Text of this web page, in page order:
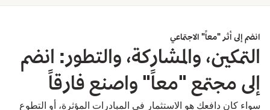
انضم إلى أثر "معاً" الاجتماعي
التمكين، والمشاركة، والتطور: انضم
إلى مجتمع "معاً" واصنع فارقاً
سواء كان دافعك هو الاستثمار في المبادرات المؤثرة، أو التطوع